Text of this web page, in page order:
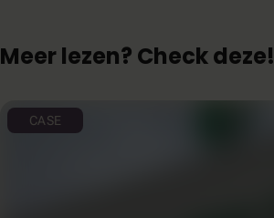
Meer lezen? Check deze!
CASE